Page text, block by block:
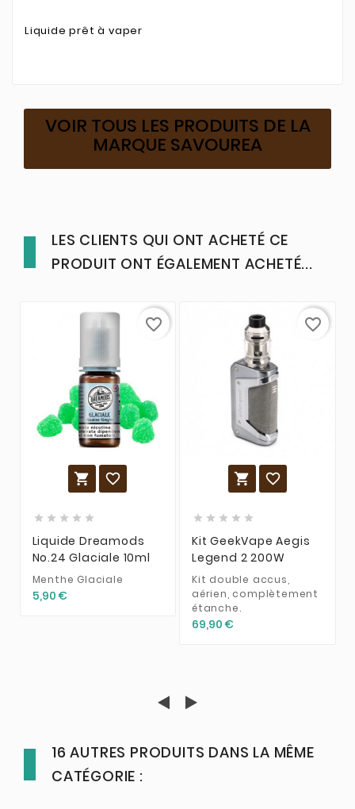
Liquide prêt à vaper
VOIR TOUS LES PRODUITS DE LA
MARQUE SAVOUREA
LES CLIENTS QUI ONT ACHETÉ CE
PRODUIT ONT ÉGALEMENT ACHETÉ...
 
    
Liquide Dreamods
No.24 Glaciale 10ml
Menthe Glaciale
5,90 €
favorite_border
 
    
Kit GeekVape Aegis
Legend 2 200W
Kit double accus,
aérien, complètement
étanche.
69,90 €
favorite_border
16 AUTRES PRODUITS DANS LA MÊME
CATÉGORIE :